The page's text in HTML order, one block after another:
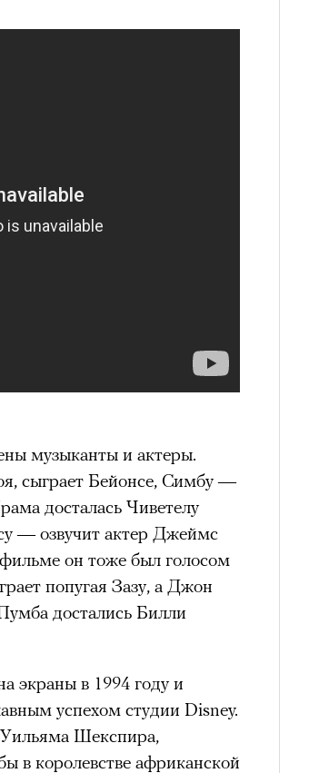
музыканты и актеры.
сыграет Бейонсе, Симбу —
досталась Чиветелу
озвучит актер Джеймс
он тоже был голосом
попугая Зазу, а Джон
достались Билли
экраны в 1994 году и
успехом студии Disney.
Шекспира,
в королевстве африканской